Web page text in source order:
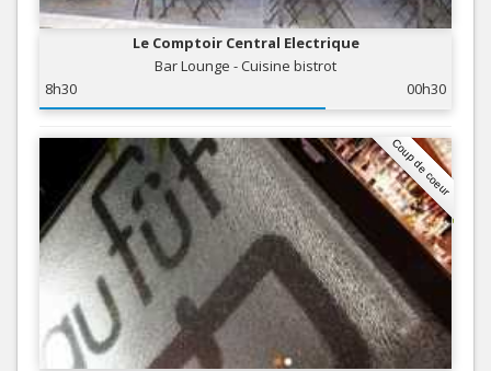
Le Comptoir Central Electrique
Bar Lounge - Cuisine bistrot
8h30
00h30
Coup de coeur